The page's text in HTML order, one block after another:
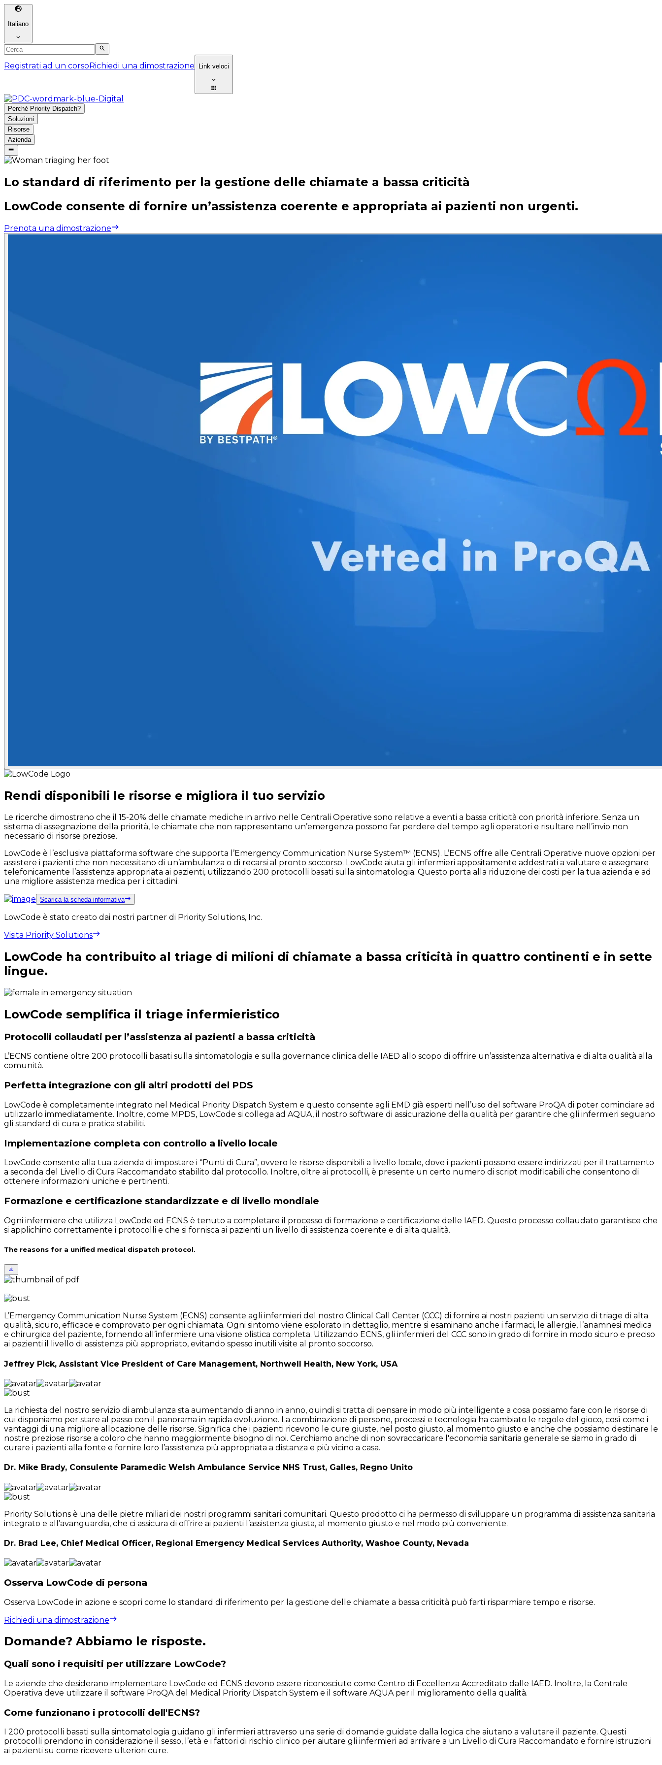
Italiano
Registrati ad un corsoRichiedi una dimostrazione Link veloci
Perché Priority Dispatch?
Soluzioni
Risorse
Azienda
Lo standard di riferimento per la gestione delle chiamate a bassa criticità
LowCode consente di fornire un’assistenza coerente e appropriata ai pazienti non urgenti.
Prenota una dimostrazione
Rendi disponibili le risorse e migliora il tuo servizio
Le ricerche dimostrano che il 15-20% delle chiamate mediche in arrivo nelle Centrali Operative sono relative a eventi a bassa criticità con priorità inferiore. Senza un
sistema di assegnazione della priorità, le chiamate che non rappresentano un’emergenza possono far perdere del tempo agli operatori e risultare nell’invio non
necessario di risorse preziose.
LowCode è l’esclusiva piattaforma software che supporta l’Emergency Communication Nurse System™ (ECNS). L’ECNS offre alle Centrali Operative nuove opzioni per
assistere i pazienti che non necessitano di un’ambulanza o di recarsi al pronto soccorso. LowCode aiuta gli infermieri appositamente addestrati a valutare e assegnare
telefonicamente l’assistenza appropriata ai pazienti, utilizzando 200 protocolli basati sulla sintomatologia. Questo porta alla riduzione dei costi per la tua azienda e ad
una migliore assistenza medica per i cittadini.
Scarica la scheda informativa
LowCode è stato creato dai nostri partner di Priority Solutions, Inc.
Visita Priority Solutions
LowCode ha contribuito al triage di milioni di chiamate a bassa criticità in quattro continenti e in sette
lingue.
LowCode semplifica il triage infermieristico
Protocolli collaudati per l’assistenza ai pazienti a bassa criticità
L’ECNS contiene oltre 200 protocolli basati sulla sintomatologia e sulla governance clinica delle IAED allo scopo di offrire un’assistenza alternativa e di alta qualità alla
comunità.
Perfetta integrazione con gli altri prodotti del PDS
LowCode è completamente integrato nel Medical Priority Dispatch System e questo consente agli EMD già esperti nell’uso del software ProQA di poter cominciare ad
utilizzarlo immediatamente. Inoltre, come MPDS, LowCode si collega ad AQUA, il nostro software di assicurazione della qualità per garantire che gli infermieri seguano
gli standard di cura e pratica stabiliti.
Implementazione completa con controllo a livello locale
LowCode consente alla tua azienda di impostare i “Punti di Cura”, ovvero le risorse disponibili a livello locale, dove i pazienti possono essere indirizzati per il trattamento
a seconda del Livello di Cura Raccomandato stabilito dal protocollo. Inoltre, oltre ai protocolli, è presente un certo numero di script modificabili che consentono di
ottenere informazioni uniche e pertinenti.
Formazione e certificazione standardizzate e di livello mondiale
Ogni infermiere che utilizza LowCode ed ECNS è tenuto a completare il processo di formazione e certificazione delle IAED. Questo processo collaudato garantisce che
si applichino correttamente i protocolli e che si fornisca ai pazienti un livello di assistenza coerente e di alta qualità.
The reasons for a unified medical dispatch protocol.
L’Emergency Communication Nurse System (ECNS) consente agli infermieri del nostro Clinical Call Center (CCC) di fornire ai nostri pazienti un servizio di triage di alta
qualità, sicuro, efficace e comprovato per ogni chiamata. Ogni sintomo viene esplorato in dettaglio, mentre si esaminano anche i farmaci, le allergie, l’anamnesi medica
e chirurgica del paziente, fornendo all’infermiere una visione olistica completa. Utilizzando ECNS, gli infermieri del CCC sono in grado di fornire in modo sicuro e preciso
ai pazienti il livello di assistenza più appropriato, evitando spesso inutili visite al pronto soccorso.
Jeffrey Pick, Assistant Vice President of Care Management, Northwell Health, New York, USA
La richiesta del nostro servizio di ambulanza sta aumentando di anno in anno, quindi si tratta di pensare in modo più intelligente a cosa possiamo fare con le risorse di
cui disponiamo per stare al passo con il panorama in rapida evoluzione. La combinazione di persone, processi e tecnologia ha cambiato le regole del gioco, così come i
vantaggi di una migliore allocazione delle risorse. Significa che i pazienti ricevono le cure giuste, nel posto giusto, al momento giusto e anche che possiamo destinare le
nostre preziose risorse a coloro che hanno maggiormente bisogno di noi. Cerchiamo anche di non sovraccaricare l'economia sanitaria generale se siamo in grado di
curare i pazienti alla fonte e fornire loro l’assistenza più appropriata a distanza e più vicino a casa.
Dr. Mike Brady, Consulente Paramedic Welsh Ambulance Service NHS Trust, Galles, Regno Unito
Priority Solutions è una delle pietre miliari dei nostri programmi sanitari comunitari. Questo prodotto ci ha permesso di sviluppare un programma di assistenza sanitaria
integrato e all’avanguardia, che ci assicura di offrire ai pazienti l’assistenza giusta, al momento giusto e nel modo più conveniente.
Dr. Brad Lee, Chief Medical Officer, Regional Emergency Medical Services Authority, Washoe County, Nevada
Osserva LowCode di persona
Osserva LowCode in azione e scopri come lo standard di riferimento per la gestione delle chiamate a bassa criticità può farti risparmiare tempo e risorse.
Richiedi una dimostrazione
Domande? Abbiamo le risposte.
Quali sono i requisiti per utilizzare LowCode?
Le aziende che desiderano implementare LowCode ed ECNS devono essere riconosciute come Centro di Eccellenza Accreditato dalle IAED. Inoltre, la Centrale
Operativa deve utilizzare il software ProQA del Medical Priority Dispatch System e il software AQUA per il miglioramento della qualità.
Come funzionano i protocolli dell'ECNS?
I 200 protocolli basati sulla sintomatologia guidano gli infermieri attraverso una serie di domande guidate dalla logica che aiutano a valutare il paziente. Questi
protocolli prendono in considerazione il sesso, l’età e i fattori di rischio clinico per aiutare gli infermieri ad arrivare a un Livello di Cura Raccomandato e fornire istruzioni
ai pazienti su come ricevere ulteriori cure.